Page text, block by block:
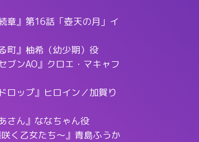
』第16話「壺天の月」イ
町』柚希（幼少期）役
ンAO』クロエ・マキャフ
ップ』ヒロイン／加賀り
さん』ななちゃん役
く乙女たち～』青島ふうか